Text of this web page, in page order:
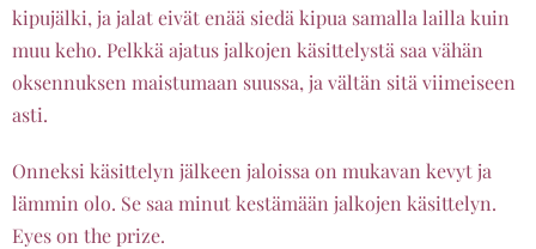
kipujälki, ja jalat eivät enää siedä kipua samalla lailla kuin
muu keho. Pelkkä ajatus jalkojen käsittelystä saa vähän
oksennuksen maistumaan suussa, ja vältän sitä viimeiseen
asti.
Onneksi käsittelyn jälkeen jaloissa on mukavan kevyt ja
lämmin olo. Se saa minut kestämään jalkojen käsittelyn.
Eyes on the prize.